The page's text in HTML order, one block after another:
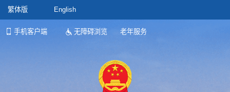
繁体版 English
手机客户端 无障碍浏览 老年服务